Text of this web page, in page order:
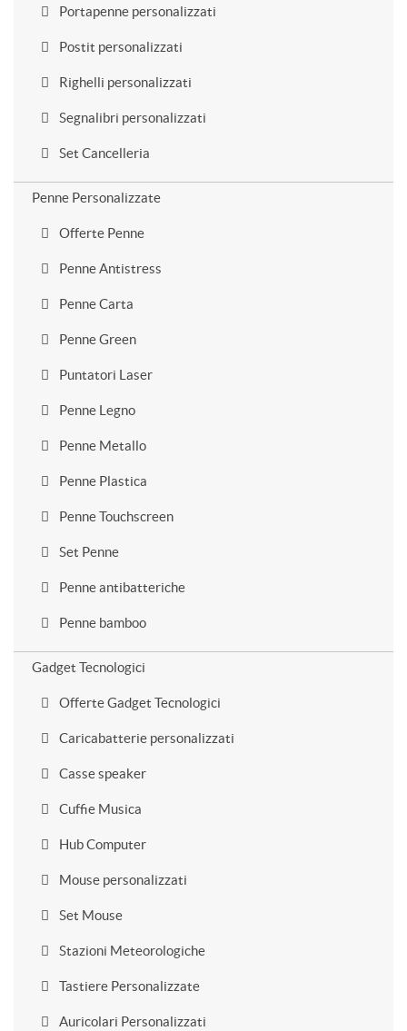
Portapenne personalizzati
Postit personalizzati
Righelli personalizzati
Segnalibri personalizzati
Set Cancelleria
Penne Personalizzate
Offerte Penne
Penne Antistress
Penne Carta
Penne Green
Puntatori Laser
Penne Legno
Penne Metallo
Penne Plastica
Penne Touchscreen
Set Penne
Penne antibatteriche
Penne bamboo
Gadget Tecnologici
Offerte Gadget Tecnologici
Caricabatterie personalizzati
Casse speaker
Cuffie Musica
Hub Computer
Mouse personalizzati
Set Mouse
Stazioni Meteorologiche
Tastiere Personalizzate
Auricolari Personalizzati